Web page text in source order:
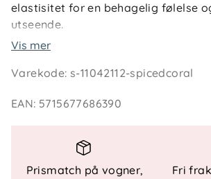
elastisitet for en behagelig følelse
utseende.
Ekstra detaljer: Elastisk midje
Vis mer
Varekode:s-11042112-spicedcoral
EAN: 5715677686390
Prismatch på vogner,
Fri